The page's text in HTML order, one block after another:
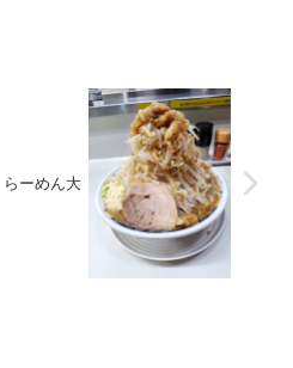
らーめん大